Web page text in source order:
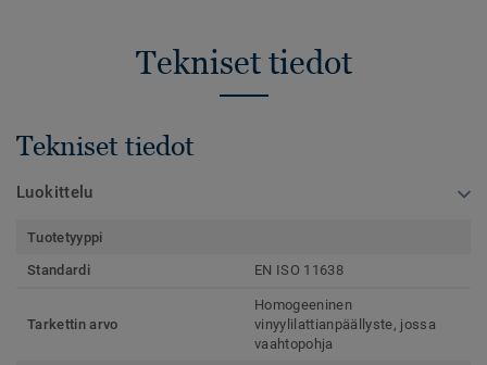
Tekniset tiedot
Tekniset tiedot
Luokittelu
Tuotetyyppi
Standardi
EN ISO 11638
Tarkettin arvo
Homogeeninen
vinyylilattianpäällyste, jossa
vaahtopohja